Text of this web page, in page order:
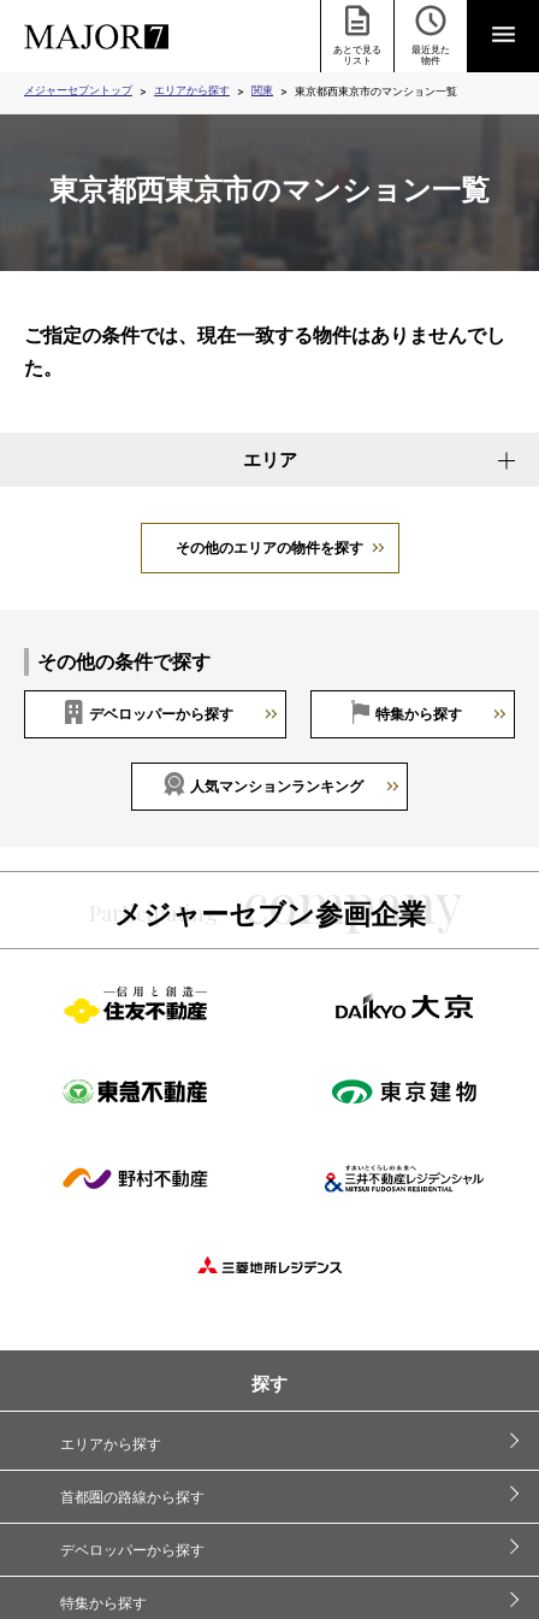
あとで見る
リスト
最近見た
物件
メジャーセブントップ エリアから探す 関東 東京都西東京市のマンション一覧
東京都西東京市のマンション一覧
ご指定の条件では、現在一致する物件はありませんでし
た。
エリア
その他のエリアの物件を探す
その他の条件で探す
デベロッパーから探す 特集から探す
人気マンションランキング
メジャーセブン参画企業
探す
エリアから探す
首都圏の路線から探す
デベロッパーから探す
特集から探す